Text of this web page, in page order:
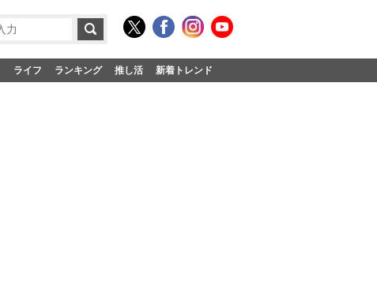
ライフ ランキング 推し活 新着トレンド